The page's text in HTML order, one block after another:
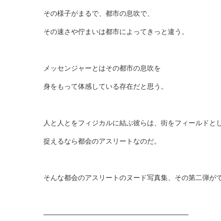
その様子がまるで、都市の息吹で、
その速さや佇まいは都市によってきっと違う。
メッセンジャーとはその都市の息吹を
身をもって体感している存在だと思う。
人と人とをフィジカルに結ぶ彼らは、街をフィールドと
捉えるなら都会のアスリートなのだ。
そんな都会のアスリートのヌード写真集、その第二弾が
—————————————————————